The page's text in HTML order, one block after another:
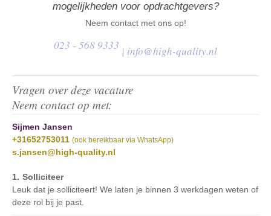
Vragen over deze vacature
Neem contact op met:
Sijmen Jansen
+31652753011 (ook bereikbaar via WhatsApp)
s.jansen@high-quality.nl
Solliciteer
Leuk dat je solliciteert! We laten je binnen 3 werkdagen weten of
deze rol bij je past.
mogelijkheden voor opdrachtgevers?
Neem contact met ons op!
023 - 568 9333 | info@high-quality.nl